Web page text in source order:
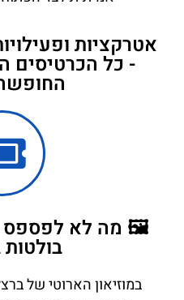
אטרקציות
- כל הכרטיסים
🖼️ מה לא לפספס -
במוזיאון הארוטי של